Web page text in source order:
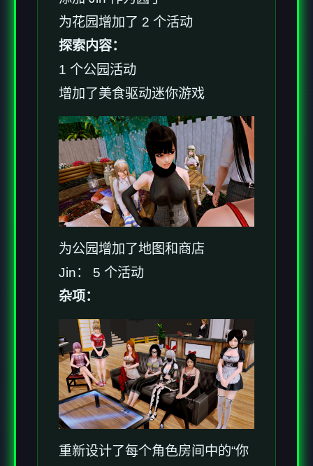
为花园增加了 2 个活动
探索内容：
1 个公园活动
增加了美食驱动迷你游戏
为公园增加了地图和商店
Jin： 5 个活动
杂项：
重新设计了每个角色房间中的“你